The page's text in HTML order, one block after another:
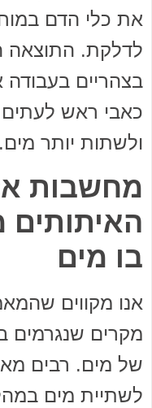
את כלי הדם
לדלקת. התוצאה
בצהריים
כאבי ראש
ולשתות יותר מים.
מחשבות
בו מים
אנו מקווים
מקרים שנגרמים
של מים. רבים
לשתיית מים